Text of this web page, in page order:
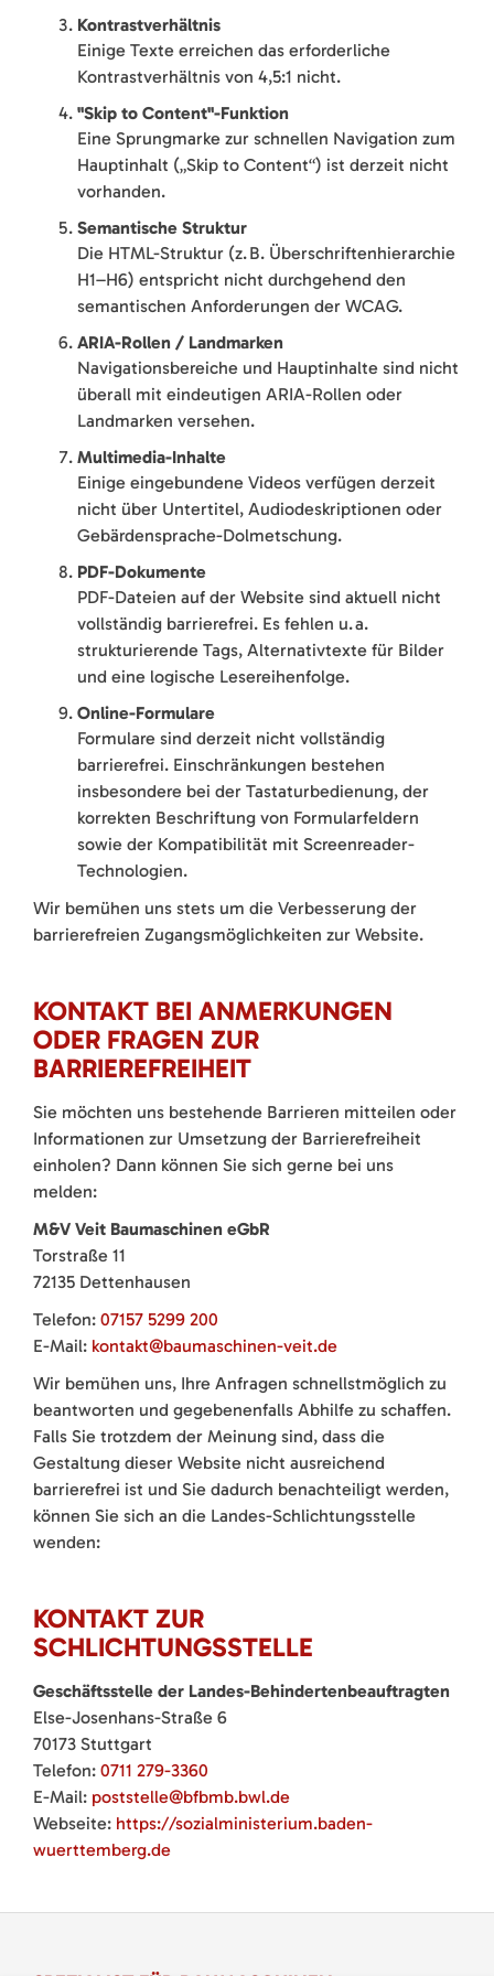
Kontrastverhältnis
Einige Texte erreichen das erforderliche
Kontrastverhältnis von 4,5:1 nicht.
"Skip to Content"-Funktion
Eine Sprungmarke zur schnellen Navigation zum
Hauptinhalt („Skip to Content“) ist derzeit nicht
vorhanden.
Semantische Struktur
Die HTML-Struktur (z. B. Überschriftenhierarchie
H1–H6) entspricht nicht durchgehend den
semantischen Anforderungen der WCAG.
ARIA-Rollen / Landmarken
Navigationsbereiche und Hauptinhalte sind nicht
überall mit eindeutigen ARIA-Rollen oder
Landmarken versehen.
Multimedia-Inhalte
Einige eingebundene Videos verfügen derzeit
nicht über Untertitel, Audiodeskriptionen oder
Gebärdensprache-Dolmetschung.
PDF-Dokumente
PDF-Dateien auf der Website sind aktuell nicht
vollständig barrierefrei. Es fehlen u. a.
strukturierende Tags, Alternativtexte für Bilder
und eine logische Lesereihenfolge.
Online-Formulare
Formulare sind derzeit nicht vollständig
barrierefrei. Einschränkungen bestehen
insbesondere bei der Tastaturbedienung, der
korrekten Beschriftung von Formularfeldern
sowie der Kompatibilität mit Screenreader-
Technologien.
Wir bemühen uns stets um die Verbesserung der
barrierefreien Zugangsmöglichkeiten zur Website.
KONTAKT BEI ANMERKUNGEN
ODER FRAGEN ZUR
BARRIEREFREIHEIT
Sie möchten uns bestehende Barrieren mitteilen oder
Informationen zur Umsetzung der Barrierefreiheit
einholen? Dann können Sie sich gerne bei uns
melden:
M&V Veit Baumaschinen eGbR
Torstraße 11
72135 Dettenhausen
Telefon: 07157 5299 200
E-Mail: kontakt@baumaschinen-veit.de
Wir bemühen uns, Ihre Anfragen schnellstmöglich zu
beantworten und gegebenenfalls Abhilfe zu schaffen.
Falls Sie trotzdem der Meinung sind, dass die
Gestaltung dieser Website nicht ausreichend
barrierefrei ist und Sie dadurch benachteiligt werden,
können Sie sich an die Landes-Schlichtungsstelle
wenden:
KONTAKT ZUR
SCHLICHTUNGSSTELLE
Geschäftsstelle der Landes-Behindertenbeauftragten
Else-Josenhans-Straße 6
70173 Stuttgart
Telefon: 0711 279-3360
E-Mail: poststelle@bfbmb.bwl.de
Webseite: https://sozialministerium.baden-
wuerttemberg.de